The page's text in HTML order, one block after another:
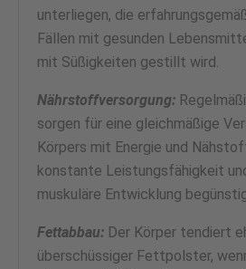
unterliegen, die
Fällen mit gesunden
mit Süßigkeiten gestillt wird.
Nährstoffversorgung:
sorgen für eine gleichmäßige
Körpers mit Energie und
konstante Leistungsfähigkeit
muskuläre Entwicklung
Fettabbau: Der Körper tendiert
überschüssiger Fettpolster,